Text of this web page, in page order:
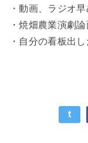
・動画、ラジオ早
・焼畑農業演劇論
・自分の看板出
t